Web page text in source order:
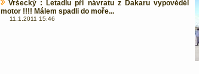
Vršecký : Letadlu při návratu z Dakaru vypověděl
motor !!!! Málem spadli do moře...
11.1.2011 15:46